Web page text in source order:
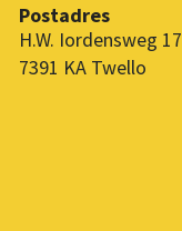
Postadres
H.W. Iordensweg 17
7391 KA Twello